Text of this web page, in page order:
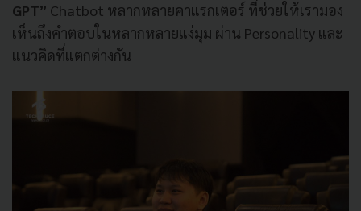
GPT” Chatbot หลากหลายคาแรกเตอร์ ที่ช่วยให้เรามอง
เห็นถึงคำตอบในหลากหลายแง่มุม ผ่าน Personality และ
แนวคิดที่แตกต่างกัน